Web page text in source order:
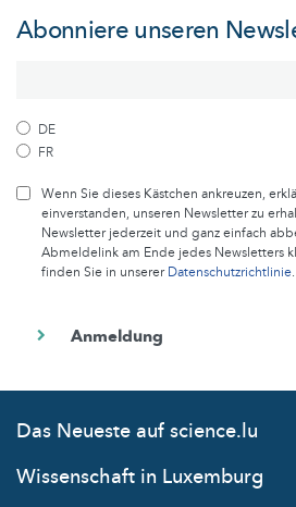
Abonniere unseren
DE
FR
Wenn Sie dieses Kästchen ankreuzen,
einverstanden, unseren Newsletter zu
Newsletter jederzeit und ganz einfach
Abmeldelink am Ende jedes Newsletters
finden Sie in unsererDatenschutzrichtlinie.
Das Neueste auf science.lu
Wissenschaft in Luxemburg